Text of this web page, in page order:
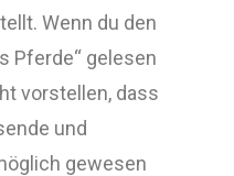
Wenn du den
Pferde“ gelesen
vorstellen, dass
und
gewesen